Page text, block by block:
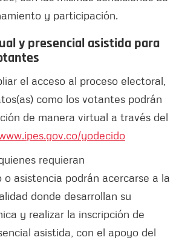
y participación.
y presencial asistida para
el acceso al proceso electoral,
como los votantes podrán
de manera virtual a través del
yodecido
requieran
asistencia podrán acercarse a la
donde desarrollan su
y realizar la inscripción de
asistida, con el apoyo del